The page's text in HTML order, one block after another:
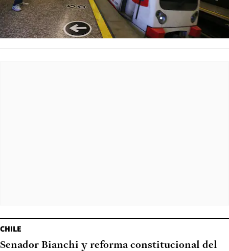
CHILE
Senador Bianchi y reforma constitucional del